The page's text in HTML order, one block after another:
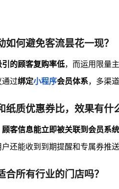
如何避免客流昙花一现？
的顾客复购率低，而运用限量
过绑定小程序会员体系，多渠
纸质优惠券比，效果有什
顾客信息能立即被关联到会员系统
还能收到到期提醒和专属券推
合所有行业的门店吗？